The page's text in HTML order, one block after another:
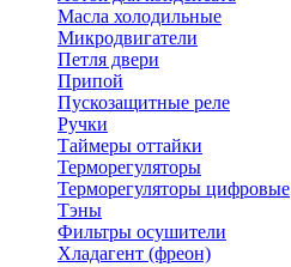
Масла холодильные
Микродвигатели
Петля двери
Припой
Пускозащитные реле
Ручки
Таймеры оттайки
Терморегуляторы
Терморегуляторы цифровые
Тэны
Фильтры осушители
Хладагент (фреон)